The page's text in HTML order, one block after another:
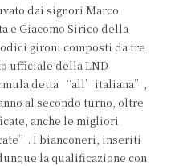
dai signori Marco
e Giacomo Sirico della
gironi composti da tre
ufficiale della LND
detta “all’italiana”,
al secondo turno, oltre
anche le migliori
I bianconeri, inseriti
la qualificazione con